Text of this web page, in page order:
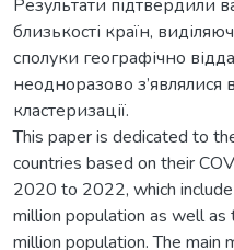
Результати підтвердили
близькості країн,
сполуки географічно
неодноразово з’являлися
кластеризації.
This paper is dedicated to
countries based on their
2020 to 2022, which
million population as well
million population. The main